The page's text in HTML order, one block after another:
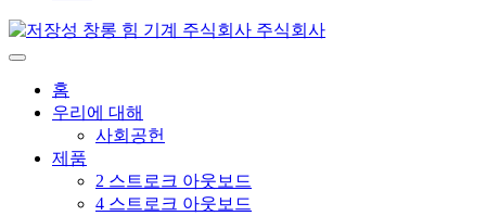
홈
우리에 대해
사회공헌
제품
2 스트로크 아웃보드
4 스트로크 아웃보드